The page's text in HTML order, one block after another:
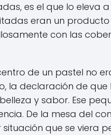
es el que lo eleva
eran un
con las
de un pastel no
la declaración de
y sabor. Ese
De la mesa del
que se viera